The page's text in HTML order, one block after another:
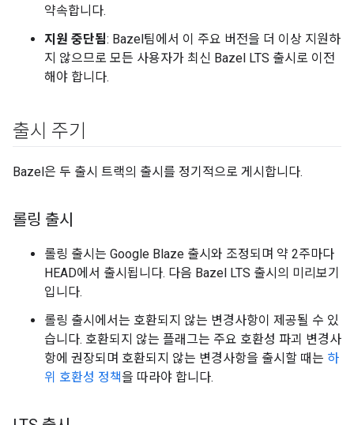
약속합니다.
지원 중단됨: Bazel팀에서 이 주요 버전을 더 이상 지원하
지 않으므로 모든 사용자가 최신 Bazel LTS 출시로 이전
해야 합니다.
출시 주기
Bazel은 두 출시 트랙의 출시를 정기적으로 게시합니다.
롤링 출시
롤링 출시는 Google Blaze 출시와 조정되며 약 2주마다
HEAD에서 출시됩니다. 다음 Bazel LTS 출시의 미리보기
입니다.
롤링 출시에서는 호환되지 않는 변경사항이 제공될 수 있
습니다. 호환되지 않는 플래그는 주요 호환성 파괴 변경사
항에 권장되며 호환되지 않는 변경사항을 출시할 때는 하
위 호환성 정책 을 따라야 합니다.